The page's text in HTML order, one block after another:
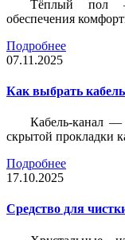
Тёплый пол
обеспечения
Подробнее
07.11.2025
Как выбрать
Кабель-канал —
скрытой прокладки
Подробнее
17.10.2025
Средство для